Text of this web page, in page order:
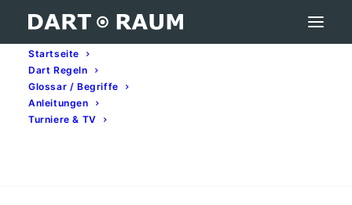
Startseite
Dart Regeln
Glossar / Begriffe
Anleitungen
Turniere & TV
Darts-Regeln 50 – Bullseye-Training für